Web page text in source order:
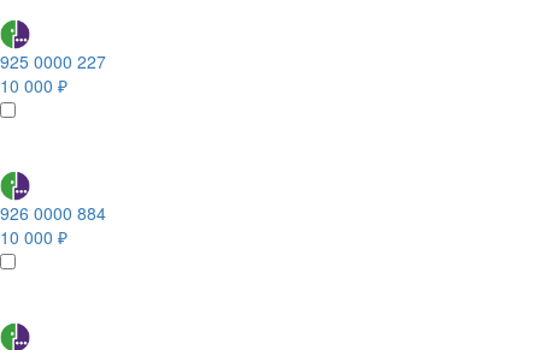
925 0000 227
10 000 ₽
926 0000 884
10 000 ₽